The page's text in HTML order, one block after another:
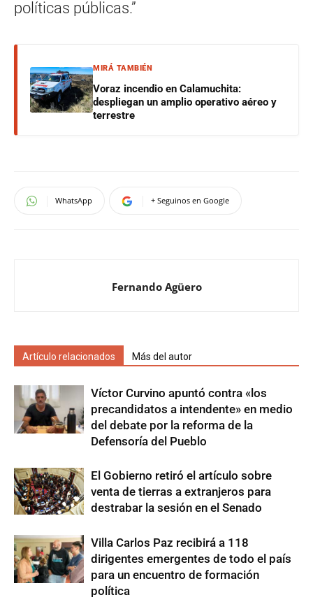
políticas públicas.”
MIRÁ TAMBIÉN
Voraz incendio en Calamuchita:
despliegan un amplio operativo aéreo y
terrestre
WhatsApp + Seguinos en Google
Fernando Agüero
Artículo relacionados Más del autor
Víctor Curvino apuntó contra «los
precandidatos a intendente» en medio
del debate por la reforma de la
Defensoría del Pueblo
El Gobierno retiró el artículo sobre
venta de tierras a extranjeros para
destrabar la sesión en el Senado
Villa Carlos Paz recibirá a 118
dirigentes emergentes de todo el país
para un encuentro de formación
política